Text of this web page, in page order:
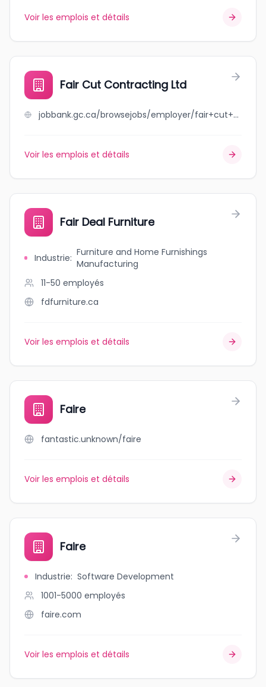
Voir les emplois et détails
Fair Cut Contracting Ltd
jobbank.gc.ca/browsejobs/employer/fair+cut+contracting+ltd/ca
Voir les emplois et détails
Fair Deal Furniture
Industrie: Furniture and Home Furnishings
Manufacturing
11-50 employés
fdfurniture.ca
Voir les emplois et détails
Faire
fantastic.unknown/faire
Voir les emplois et détails
Faire
Industrie: Software Development
1001-5000 employés
faire.com
Voir les emplois et détails